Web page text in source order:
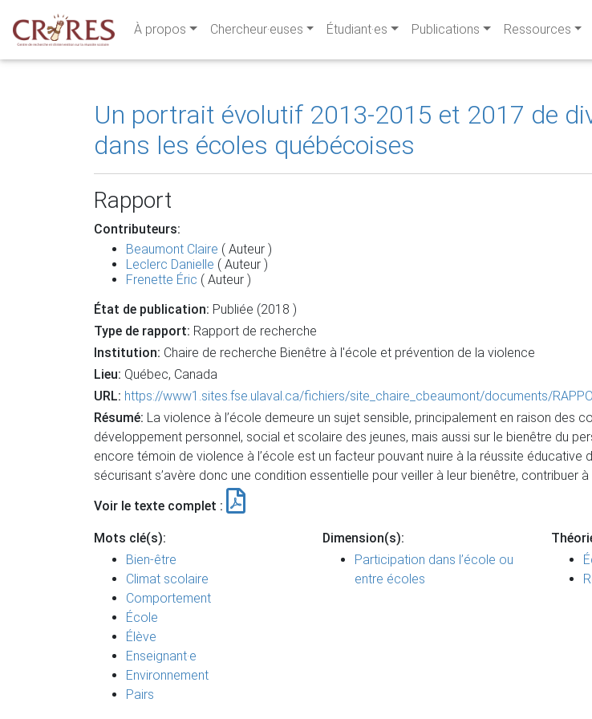
À propos Chercheur·euses Étudiant·es Publications Ressources
Un portrait évolutif 2013-2015 et 2017 de
dans les écoles québécoises
Rapport
Contributeurs:
Beaumont Claire ( Auteur )
Leclerc Danielle ( Auteur )
Frenette Éric ( Auteur )
État de publication: Publiée (2018 )
Type de rapport: Rapport de recherche
Institution: Chaire de recherche Bienêtre à l'école et prévention de la violence
Lieu: Québec, Canada
URL: https://www1.sites.fse.ulaval.ca/fichiers/site_chaire_cbeaumont/documents/
Résumé: La violence à l’école demeure un sujet sensible, principalement en raison des
développement personnel, social et scolaire des jeunes, mais aussi sur le bienêtre du
encore témoin de violence à l’école est un facteur pouvant nuire à la réussite éducative
sécurisant s’avère donc une condition essentielle pour veiller à leur bienêtre, contribuer
Voir le texte complet :
Mots clé(s):
Bien-être
Climat scolaire
Comportement
École
Élève
Enseignant·e
Environnement
Pairs
Dimension(s):
Participation dans l’école ou
entre écoles